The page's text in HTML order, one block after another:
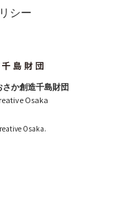
シー
か創造千島財団
Osaka
Osaka.